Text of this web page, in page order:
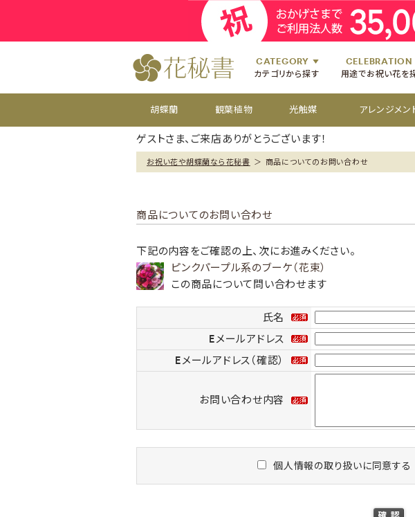
CATEGORY
カテゴリから探す
お祝い花
お供え花
おすすめ
CELEBRATION
用途でお祝い花を
開店祝いのお花
開設祝いのお花
楽屋見舞
個展・展
四十九
百か日
胡蝶蘭 観葉植物 光触媒 アレンジメン
ゲストさま、ご来店ありがとうございます！
お祝い花や胡蝶蘭なら花秘書 ＞ 商品についてのお問い合わせ
商品についてのお問い合わせ
下記の内容をご確認の上、次にお進みください。
ピンクパープル系のブーケ（花束）
この商品について問い合わせます
氏名
Eメールアドレス
Eメールアドレス（確認）
お問い合わせ内容
個人情報の取り扱いに同意する